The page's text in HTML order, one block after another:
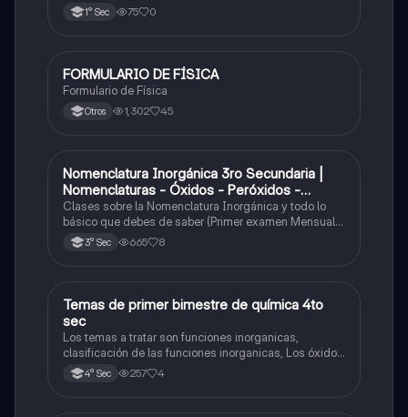
1° Sec 75 0
Física
FORMULARIO DE FÍSICA
Formulario de Física
Otros 1,302 45
Química
Nomenclatura Inorgánica 3ro Secundaria |
Nomenclaturas - Óxidos - Peróxidos -
Hidróxido o Bases
Clases sobre la Nomenclatura Inorgánica y todo lo
básico que debes de saber (Primer examen Mensual
2025)3° Sec 665 8
Química
Temas de primer bimestre de química 4to
sec
Los temas a tratar son funciones inorganicas,
clasificación de las funciones inorganicas, Los óxidos
y los óxidos ácidos
4° Sec 257 4